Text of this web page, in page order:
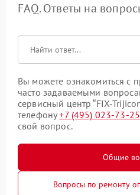
FAQ. Ответы на
Вы можете ознакомиться с
часто задаваемыми
сервисный центр “FIX-
телефону+7 (495) 023-73-25
свой вопрос.
Общие
Вопросы по ремонту